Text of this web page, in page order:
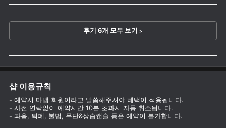
후기 6개 모두 보기 >
샵 이용규칙
- 예약시 마맵 회원이라고 말씀해주셔야 혜택이 적용됩니다.
- 사전 연락없이 예약시간 10분 초과시 자동 취소됩니다.
- 과음, 퇴폐, 불법, 무단&상습캔슬 등은 예약이 불가합니다.